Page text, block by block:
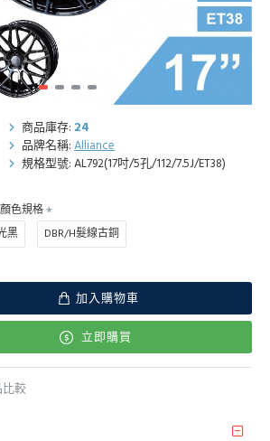
商品庫存: 24
品牌名稱: Alliance
規格型號: AL792(17吋/5孔/112/7.5J/ET38)
色規格
黑 DBR/H髮線古銅
加入購物車
立即購買
比較